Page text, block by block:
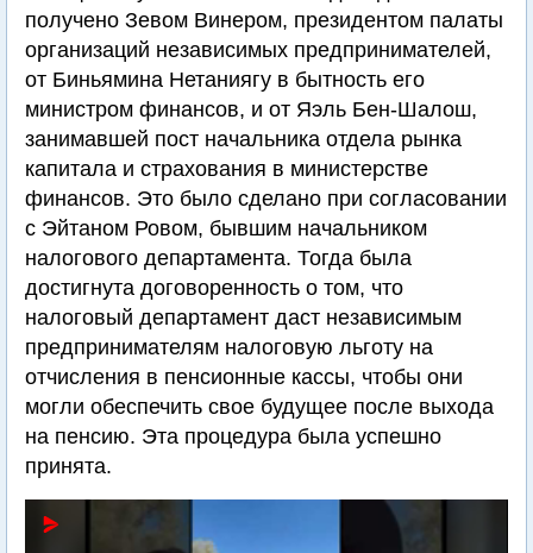
получено Зевом Винером, президентом палаты
организаций независимых предпринимателей,
от Биньямина Нетаниягу в бытность его
министром финансов, и от Яэль Бен-Шалош,
занимавшей пост начальника отдела рынка
капитала и страхования в министерстве
финансов. Это было сделано при согласовании
с Эйтаном Ровом, бывшим начальником
налогового департамента. Тогда была
достигнута договоренность о том, что
налоговый департамент даст независимым
предпринимателям налоговую льготу на
отчисления в пенсионные кассы, чтобы они
могли обеспечить свое будущее после выхода
на пенсию. Эта процедура была успешно
принята.